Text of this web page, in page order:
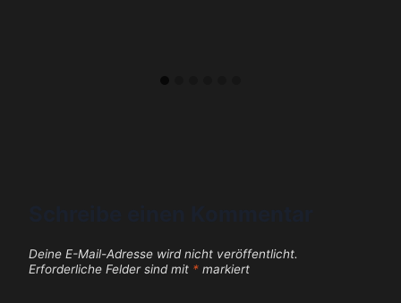
Deine E-Mail-Adresse wird nicht veröffentlicht.
Erforderliche Felder sind mit * markiert